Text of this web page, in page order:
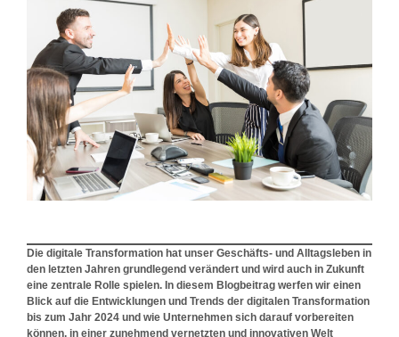
Die digitale Transformation hat unser Geschäfts- und Alltagsleben in
den letzten Jahren grundlegend verändert und wird auch in Zukunft
eine zentrale Rolle spielen. In diesem Blogbeitrag werfen wir einen
Blick auf die Entwicklungen und Trends der digitalen Transformation
bis zum Jahr 2024 und wie Unternehmen sich darauf vorbereiten
können, in einer zunehmend vernetzten und innovativen Welt